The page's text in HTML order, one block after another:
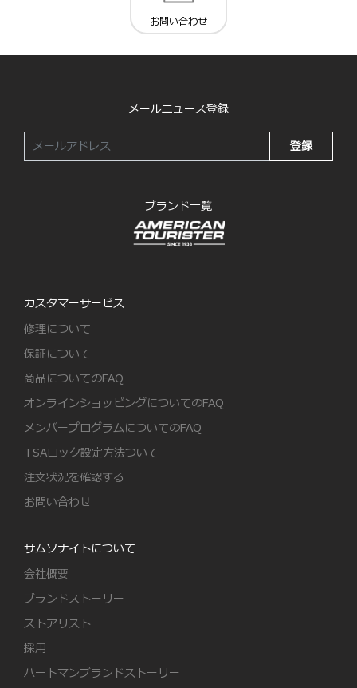
お問い合わせ
メールニュース登録
登録
ブランド一覧
カスタマーサービス
修理について
保証について
商品についてのFAQ
オンラインショッピングについてのFAQ
メンバープログラムについてのFAQ
TSAロック設定方法ついて
注文状況を確認する
お問い合わせ
サムソナイトについて
会社概要
ブランドストーリー
ストアリスト
採用
ハートマンブランドストーリー